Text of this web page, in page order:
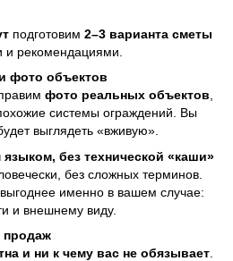
подготовим 2–3 варианта сметы
рекомендациями.
фото объектов
фото реальных объектов
системы ограждений. Вы
выглядеть «вживую».
без технической «каши»
без сложных терминов.
именно в вашем случае:
и внешнему виду.
продаж
и ни к чему вас не обязывает